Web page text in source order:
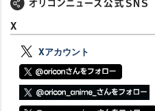
X
Xアカウント